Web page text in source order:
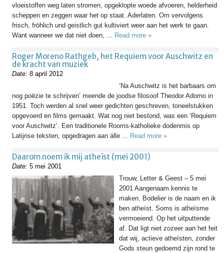
vloeistoffen weg laten stromen, opgeklopte woede afvoeren, helderheid
scheppen en zeggen waar het op staat. Aderlaten. Om vervolgens
frisch, fröhlich und geistlich gut kultiviert weer aan het werk te gaan.
Want wanneer we dat niet doen, ... Read more »
Roger Moreno Rathgeb, het Requiem voor Auschwitz en
de kracht van muziek
Date: 8 april 2012
‘Na Auschwitz is het barbaars om
nog poëzie te schrijven’ meende de joodse filosoof Theodor Adorno in
1951. Toch werden al snel weer gedichten geschreven, toneelstukken
opgevoerd en films gemaakt. Wat nog niet bestond, was een ‘Requiem
voor Auschwitz’. Een traditionele Rooms-katholieke dodenmis op
Latijnse teksten, opgedragen aan álle ... Read more »
Daarom noem ik mij atheïst (mei 2001)
Date: 5 mei 2001
Trouw, Letter & Geest – 5 mei
2001 Aangenaam kennis te
maken. Bodelier is de naam en ik
ben atheïst. Soms is atheïsme
vermoeiend. Op het uitputtende
af. Dat ligt niet zozeer aan het feit
dat wij, actieve atheïsten, zonder
Gods steun gedoemd zijn rond te